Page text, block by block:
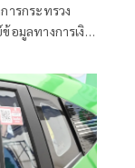
ารกระทรวง
อมูลทางการเงิน
ทางการเงิน